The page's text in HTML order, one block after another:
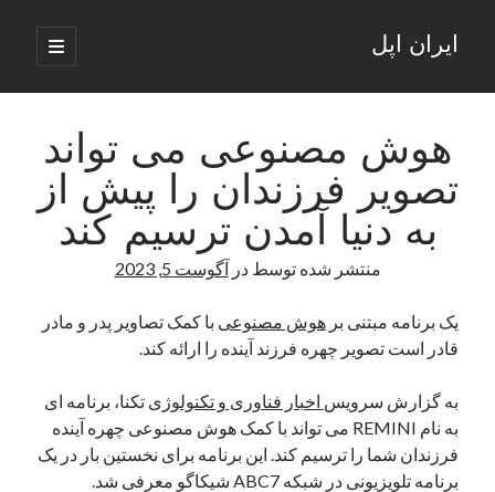
ایران اپل
باز
کردن
اصلی
نوار
کناری
نوشته‌های تازه
راه‌های اتصال موبایل و کامپیوتر به یکدیگر: تجربه‌ای یکپارچه و کاربردی
انتقاد کاربران از اتمام زودهنگام بسته‌های اینترنت ایرانسل همزمان با شرایط
ادعای نت‌بلاکس: قطعی اینترنت ایران بیش از 120 ساعت ادامه یافت؛ اتصال
کشور به حدود یک درصد رسید
قطعی اینترنت در ایران از مرز 48 ساعت گذشت!
گوشی HMD Luma با دوربین 50 مگاپیکسل و نمایشگر 120 هرتز رونمایی شد
آخرین دیدگاه‌ها
هوش مصنوعی می تواند
تصویر فرزندان را پیش از
به دنیا آمدن ترسیم کند
منتشر شده توسطدرآگوست 5, 2023
یک برنامه مبتنی برهوش مصنوعی با کمک تصاویر پدر و مادر
قادر است تصویر چهره فرزند آینده را ارائه کند.
به گزارش سرویس اخبار فناوری و تکنولوژی تکنا، برنامه ای
به نام REMINI می تواند با کمک هوش مصنوعی چهره آینده
فرزندان شما را ترسیم کند. این برنامه برای نخستین بار در یک
برنامه تلویزیونی در شبکه ABC7 شیکاگو معرفی شد.